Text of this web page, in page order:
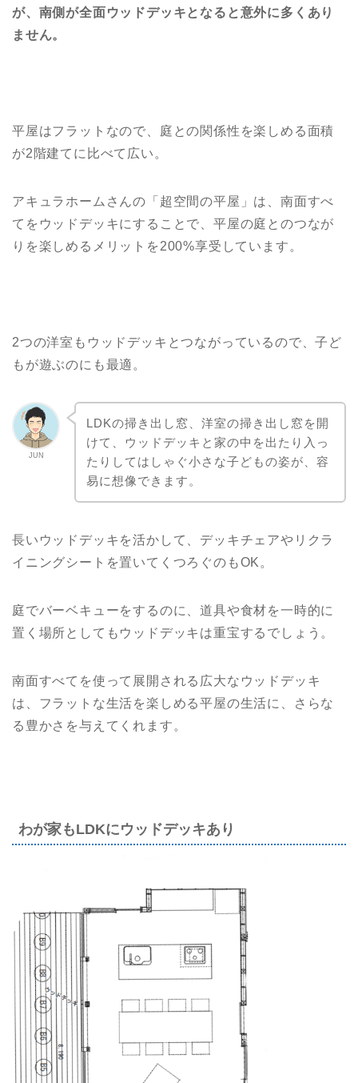
が、南側が全面ウッドデッキとなると意外に多くあり
ません。
平屋はフラットなので、庭との関係性を楽しめる面積
が2階建てに比べて広い。
アキュラホームさんの「超空間の平屋」は、南面すべ
てをウッドデッキにすることで、平屋の庭とのつなが
りを楽しめるメリットを200%享受しています。
2つの洋室もウッドデッキとつながっているので、子ど
もが遊ぶのにも最適。
JUN
LDKの掃き出し窓、洋室の掃き出し窓を開
けて、ウッドデッキと家の中を出たり入っ
たりしてはしゃぐ小さな子どもの姿が、容
易に想像できます。
長いウッドデッキを活かして、デッキチェアやリクラ
イニングシートを置いてくつろぐのもOK。
庭でバーベキューをするのに、道具や食材を一時的に
置く場所としてもウッドデッキは重宝するでしょう。
南面すべてを使って展開される広大なウッドデッキ
は、フラットな生活を楽しめる平屋の生活に、さらな
る豊かさを与えてくれます。
わが家もLDKにウッドデッキあり